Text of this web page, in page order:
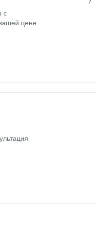
с
цене